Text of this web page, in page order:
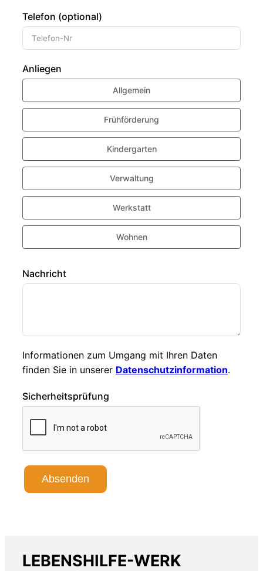
Telefon (optional)
Anliegen
Allgemein
Frühförderung
Kindergarten
Verwaltung
Werkstatt
Wohnen
Nachricht
Informationen zum Umgang mit Ihren Daten
finden Sie in unserer Datenschutzinformation.
Sicherheitsprüfung
Absenden
LEBENSHILFE-WERK